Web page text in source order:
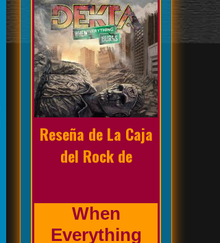
Biografía de la
banda
Prholapsus